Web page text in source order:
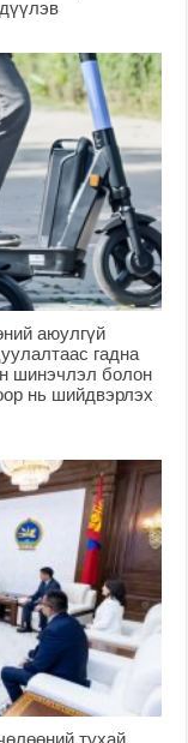
аюулгүй
гадна
шинэчлэл болон
нь шийдвэрлэх